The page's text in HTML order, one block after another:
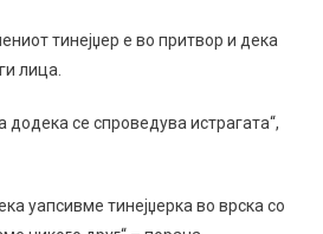
тинејџер е во притвор и дека
лица.
додека се спроведува истрагата“,
уапсивме тинејџерка во врска со